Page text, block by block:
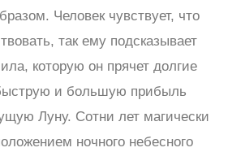
Человек чувствует, что
так ему подсказывает
которую он прячет долгие
и большую прибыль
Луну. Сотни лет магически
ночного небесного